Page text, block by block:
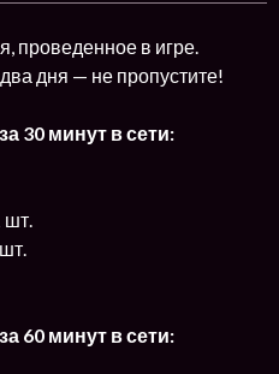
проведенное в игре.
дня — не пропустите!
30 минут в сети:
60 минут в сети: